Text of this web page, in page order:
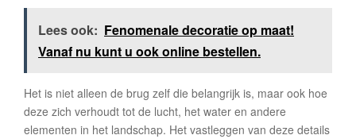
Lees ook: Fenomenale decoratie op maat!
Vanaf nu kunt u ook online bestellen.
Het is niet alleen de brug zelf die belangrijk is, maar ook hoe
deze zich verhoudt tot de lucht, het water en andere
elementen in het landschap. Het vastleggen van deze details